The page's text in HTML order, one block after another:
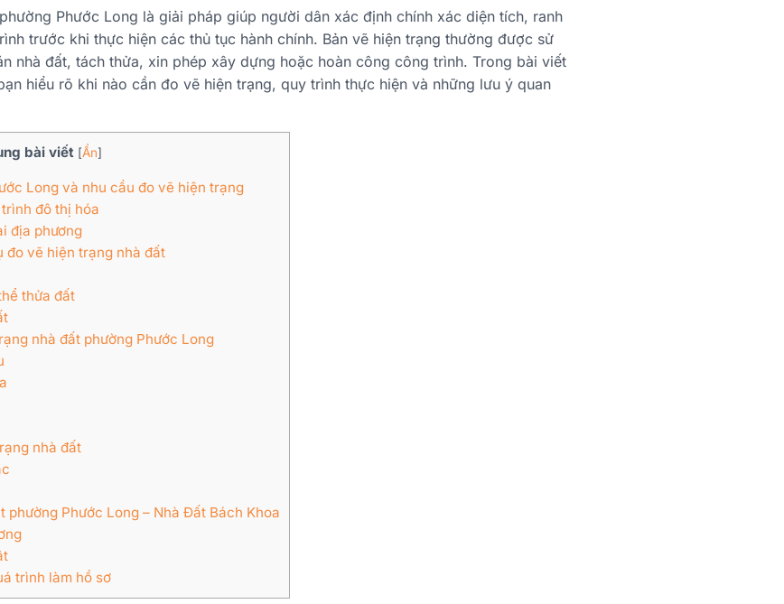
Phước Long là giải pháp giúp người dân xác định chính xác diện tích, ranh
trước khi thực hiện các thủ tục hành chính. Bản vẽ hiện trạng thường được sử
nhà đất, tách thửa, xin phép xây dựng hoặc hoàn công công trình. Trong bài viết
hiểu rõ khi nào cần đo vẽ hiện trạng, quy trình thực hiện và những lưu ý quan
bài viết [Ẩn]
Long và nhu cầu đo vẽ hiện trạng
đô thị hóa
địa phương
đo vẽ hiện trạng nhà đất
thửa đất
nhà đất phường Phước Long
nhà đất
Phước Long – Nhà Đất Bách Khoa
trình làm hồ sơ